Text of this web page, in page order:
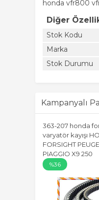
honda vfr800
Diğer
Stok Kodu
Marka
Stok Durumu
Kampanyalı
363-207 honda
varyatör kayışı
FORSIGHT
PIAGGIO X9 250
%36